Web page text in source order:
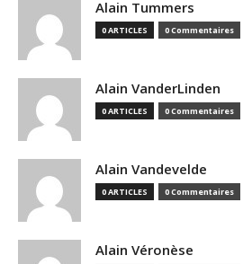
Alain Tummers
0 ARTICLES 0 Commentaires
Alain VanderLinden
0 ARTICLES 0 Commentaires
Alain Vandevelde
0 ARTICLES 0 Commentaires
Alain Véronèse